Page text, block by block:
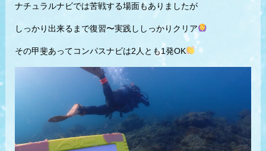
ナチュラルナビでは苦戦する場面もありましたが
しっかり出来るまで復習〜実践ししっかりクリア
その甲斐あってコンパスナビは2人とも1発OK